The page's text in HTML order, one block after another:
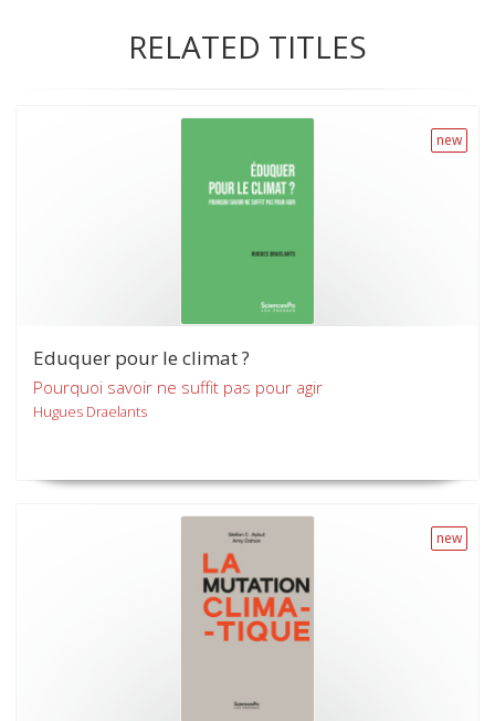
RELATED TITLES
new
Eduquer pour le climat ?
Pourquoi savoir ne suffit pas pour agir
Hugues Draelants
new